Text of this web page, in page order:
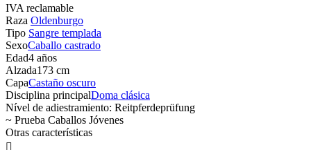
IVA reclamable
Raza Oldenburgo
Tipo Sangre templada
SexoCaballo castrado
Edad4 años
Alzada173 cm
CapaCastaño oscuro
Disciplina principalDoma clásica
Nível de adiestramiento: Reitpferdeprüfung
~ Prueba Caballos Jóvenes
Otras características
